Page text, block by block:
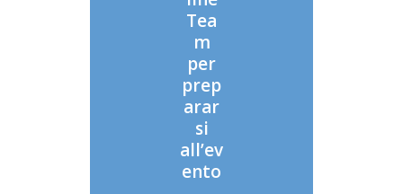
Tea
m
per
prep
arar
si
all’ev
ento